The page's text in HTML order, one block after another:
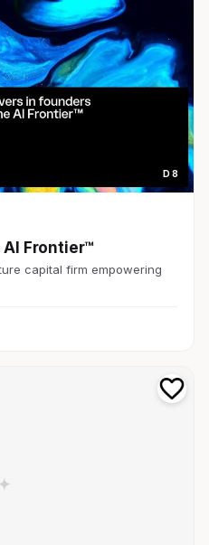
D 8
AI Frontier™
capital firm empowering